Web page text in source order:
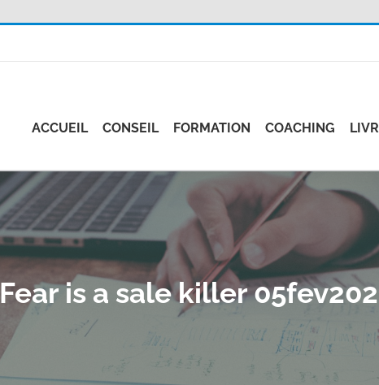
ACCUEIL CONSEIL FORMATION COACHING
Fear is a sale killer